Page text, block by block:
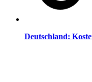
Deutschland: